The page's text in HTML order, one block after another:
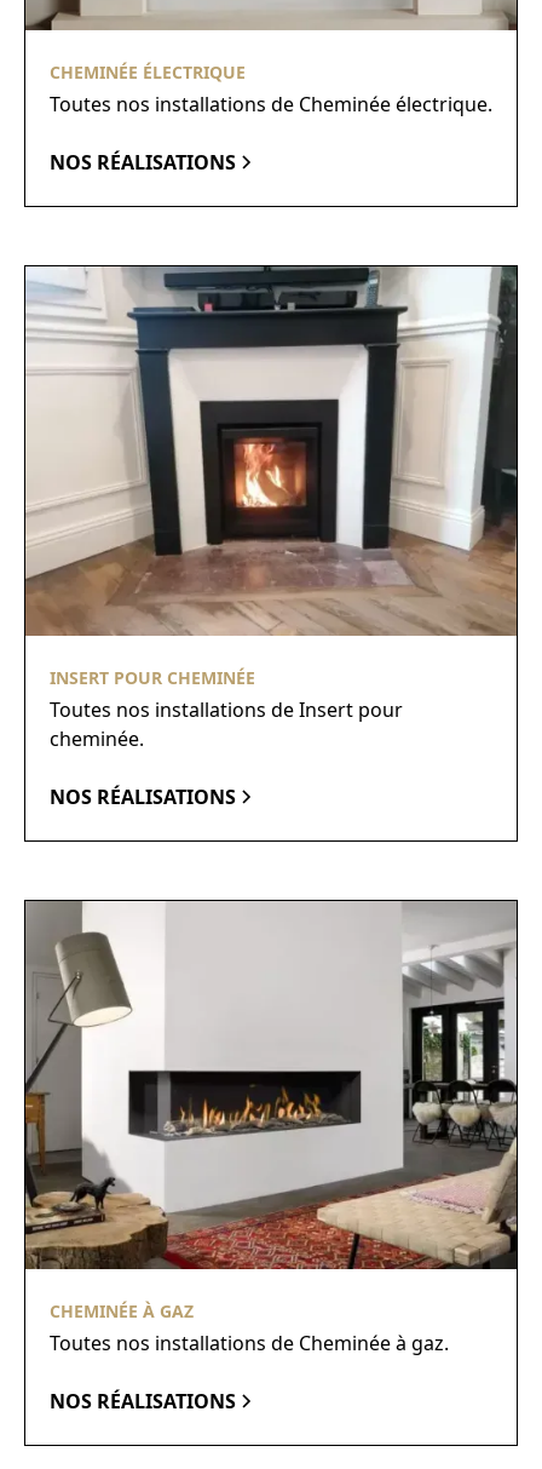
CHEMINÉE ÉLECTRIQUE
Toutes nos installations de Cheminée électrique.
NOS RÉALISATIONS
INSERT POUR CHEMINÉE
Toutes nos installations de Insert pour
cheminée.
NOS RÉALISATIONS
CHEMINÉE À GAZ
Toutes nos installations de Cheminée à gaz.
NOS RÉALISATIONS